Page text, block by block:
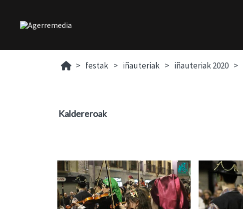
festak iñauteriak iñauteriak 2020
Kaldereroak